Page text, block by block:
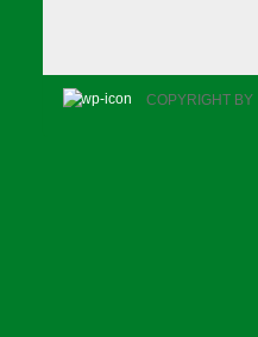
COPYRIGHT BY